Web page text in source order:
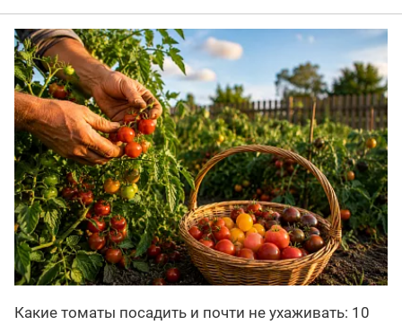
Какие томаты посадить и почти не ухаживать: 10